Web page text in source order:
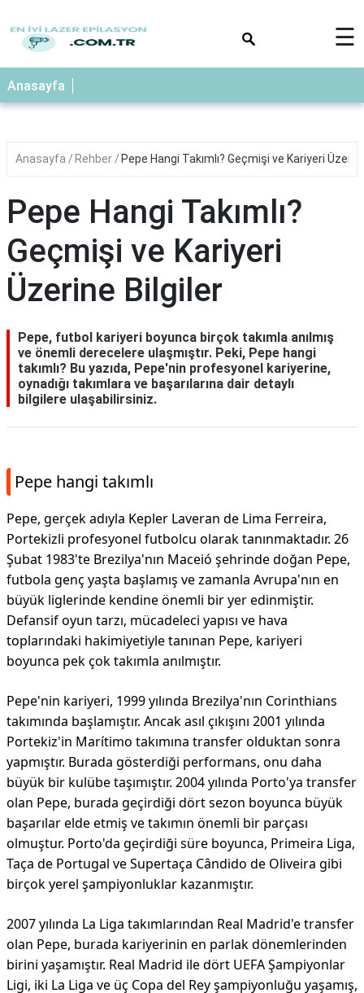
☰
Anasayfa
Anasayfa Rehber Pepe Hangi Takımlı? Geçmişi ve Kariyeri
Pepe Hangi Takımlı?
Geçmişi ve Kariyeri
Üzerine Bilgiler
Pepe, futbol kariyeri boyunca birçok takımla anılmış
ve önemli derecelere ulaşmıştır. Peki, Pepe hangi
takımlı? Bu yazıda, Pepe'nin profesyonel kariyerine,
oynadığı takımlara ve başarılarına dair detaylı
bilgilere ulaşabilirsiniz.
Pepe hangi takımlı
Pepe, gerçek adıyla Kepler Laveran de Lima Ferreira,
Portekizli profesyonel futbolcu olarak tanınmaktadır. 26
Şubat 1983'te Brezilya'nın Maceió şehrinde doğan Pepe,
futbola genç yaşta başlamış ve zamanla Avrupa'nın en
büyük liglerinde kendine önemli bir yer edinmiştir.
Defansif oyun tarzı, mücadeleci yapısı ve hava
toplarındaki hakimiyetiyle tanınan Pepe, kariyeri
boyunca pek çok takımla anılmıştır.
Pepe'nin kariyeri, 1999 yılında Brezilya'nın Corinthians
takımında başlamıştır. Ancak asıl çıkışını 2001 yılında
Portekiz'in Marítimo takımına transfer olduktan sonra
yapmıştır. Burada gösterdiği performans, onu daha
büyük bir kulübe taşımıştır. 2004 yılında Porto'ya transfer
olan Pepe, burada geçirdiği dört sezon boyunca büyük
başarılar elde etmiş ve takımın önemli bir parçası
olmuştur. Porto'da geçirdiği süre boyunca, Primeira Liga,
Taça de Portugal ve Supertaça Cândido de Oliveira gibi
birçok yerel şampiyonluklar kazanmıştır.
2007 yılında La Liga takımlarından Real Madrid'e transfer
olan Pepe, burada kariyerinin en parlak dönemlerinden
birini yaşamıştır. Real Madrid ile dört UEFA Şampiyonlar
Ligi, iki La Liga ve üç Copa del Rey şampiyonluğu yaşamış,